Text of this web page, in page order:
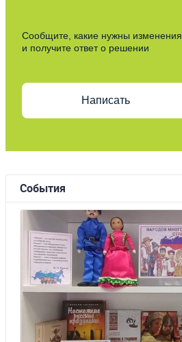
Сообщите, какие нужны изменения
и получите ответ о решении
Написать